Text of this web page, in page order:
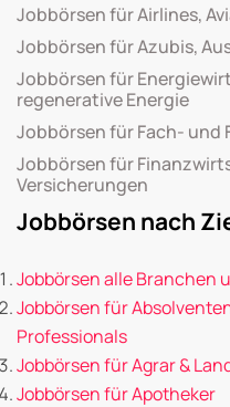
Jobbörsen für Airlines,
Jobbörsen für Azubis,
Jobbörsen für
regenerative Energie
Jobbörsen für Fach- und
Jobbörsen für
Versicherungen
Jobbörsen nach
Jobbörsen alle Branchen
Jobbörsen für
Professionals
Jobbörsen für Agrar &
Jobbörsen für Apotheker